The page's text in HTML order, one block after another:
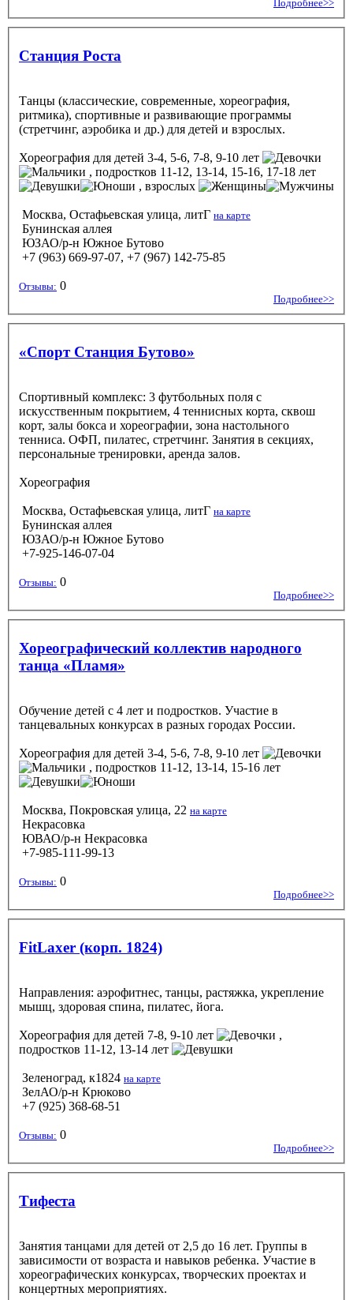
Подробнее>>
Станция Роста
Танцы (классические, современные, хореография,
ритмика), спортивные и развивающие программы
(стретчинг, аэробика и др.) для детей и взрослых.
Хореография для детей 3-4, 5-6, 7-8, 9-10 лет
, подростков 11-12, 13-14, 15-16, 17-18 лет
, взрослых
Москва, Остафьевская улица, литГ на карте
Бунинская аллея
ЮЗАО/р-н Южное Бутово
+7 (963) 669-97-07, +7 (967) 142-75-85
Отзывы: 0
Подробнее>>
«Спорт Станция Бутово»
Спортивный комплекс: 3 футбольных поля с
искусственным покрытием, 4 теннисных корта, сквош
корт, залы бокса и хореографии, зона настольного
тенниса. ОФП, пилатес, стретчинг. Занятия в секциях,
персональные тренировки, аренда залов.
Хореография
Москва, Остафьевская улица, литГ на карте
Бунинская аллея
ЮЗАО/р-н Южное Бутово
+7-925-146-07-04
Отзывы: 0
Подробнее>>
Хореографический коллектив народного
танца «Пламя»
Обучение детей с 4 лет и подростков. Участие в
танцевальных конкурсах в разных городах России.
Хореография для детей 3-4, 5-6, 7-8, 9-10 лет
, подростков 11-12, 13-14, 15-16 лет
Москва, Покровская улица, 22 на карте
Некрасовка
ЮВАО/р-н Некрасовка
+7-985-111-99-13
Отзывы: 0
Подробнее>>
FitLaxer (корп. 1824)
Направления: аэрофитнес, танцы, растяжка, укрепление
мышц, здоровая спина, пилатес, йога.
Хореография для детей 7-8, 9-10 лет
,
подростков 11-12, 13-14 лет
Зеленоград, к1824 на карте
ЗелАО/р-н Крюково
+7 (925) 368-68-51
Отзывы: 0
Подробнее>>
Тифеста
Занятия танцами для детей от 2,5 до 16 лет. Группы в
зависимости от возраста и навыков ребенка. Участие в
хореографических конкурсах, творческих проектах и
концертных мероприятиях.